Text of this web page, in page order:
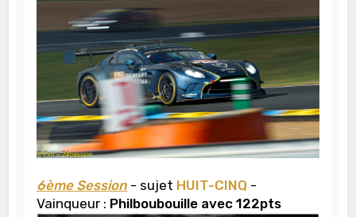
6ème Session - sujet HUIT-CINQ -
Vainqueur : Philboubouille avec 122pts